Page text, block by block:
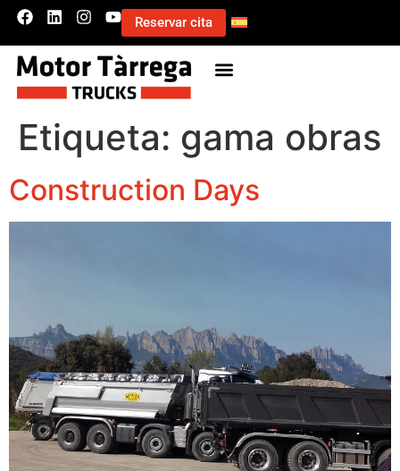
Reservar cita
Etiqueta: gama obras
Construction Days